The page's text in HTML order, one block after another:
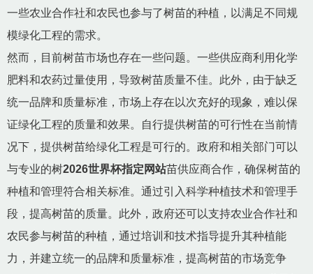
一些农业合作社和农民也参与了树苗的种植，以满足不同规
模绿化工程的需求。
然而，目前树苗市场也存在一些问题。一些供应商利用化学
肥料和农药过量使用，导致树苗质量不佳。此外，由于缺乏
统一品牌和质量标准，市场上存在以次充好的现象，难以保
证绿化工程的质量和效果。自行提供树苗的可行性在当前情
况下，提供树苗给绿化工程是可行的。政府和相关部门可以
与专业的树2026世界杯指定网站苗供应商合作，确保树苗的
种植和管理符合相关标准。通过引入科学种植技术和管理手
段，提高树苗的质量。此外，政府还可以支持农业合作社和
农民参与树苗的种植，通过培训和技术指导提升其种植能
力，并建立统一的品牌和质量标准，提高树苗的市场竞争